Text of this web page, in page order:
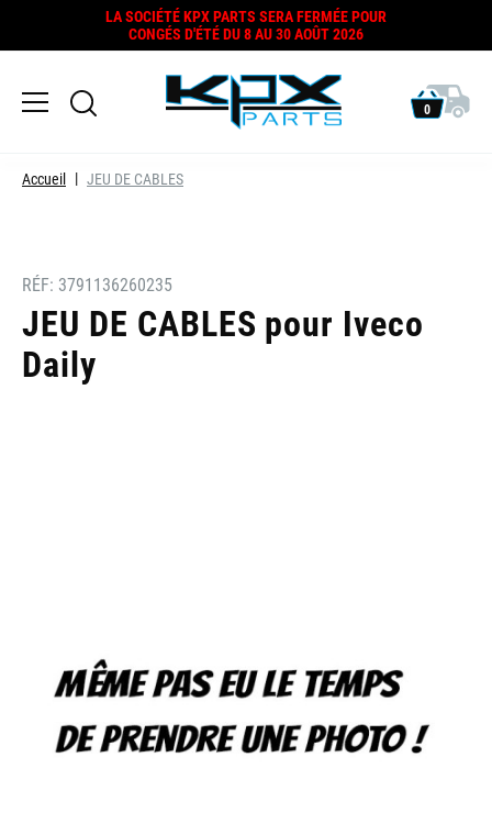
LA SOCIÉTÉ KPX PARTS SERA FERMÉE POUR
CONGÉS D'ÉTÉ DU 8 AU 30 AOÛT 2026
0
Accueil JEU DE CABLES
RÉF: 3791136260235
JEU DE CABLES pour Iveco
Daily